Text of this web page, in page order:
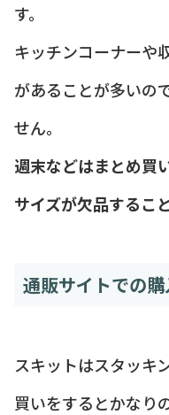
す。
キッチンコーナーや
があることが多いの
せん。
週末などはまとめ買
サイズが欠品するこ
通販サイトでの
スキットはスタッキ
買いをするとかなり